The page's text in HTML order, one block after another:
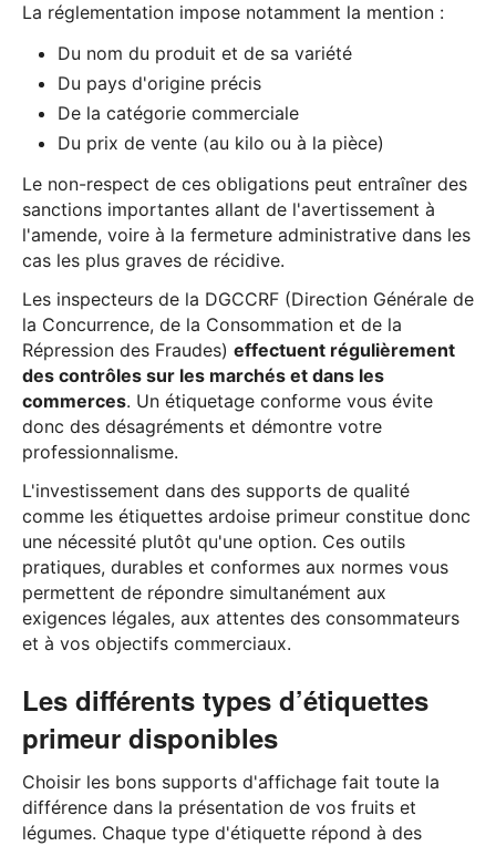
La réglementation impose notamment la mention :
Du nom du produit et de sa variété
Du pays d'origine précis
De la catégorie commerciale
Du prix de vente (au kilo ou à la pièce)
Le non-respect de ces obligations peut entraîner des
sanctions importantes allant de l'avertissement à
l'amende, voire à la fermeture administrative dans les
cas les plus graves de récidive.
Les inspecteurs de la DGCCRF (Direction Générale de
la Concurrence, de la Consommation et de la
Répression des Fraudes) effectuent régulièrement
des contrôles sur les marchés et dans les
commerces. Un étiquetage conforme vous évite
donc des désagréments et démontre votre
professionnalisme.
L'investissement dans des supports de qualité
comme les étiquettes ardoise primeur constitue donc
une nécessité plutôt qu'une option. Ces outils
pratiques, durables et conformes aux normes vous
permettent de répondre simultanément aux
exigences légales, aux attentes des consommateurs
et à vos objectifs commerciaux.
Les différents types d’étiquettes
primeur disponibles
Choisir les bons supports d'affichage fait toute la
différence dans la présentation de vos fruits et
légumes. Chaque type d'étiquette répond à des